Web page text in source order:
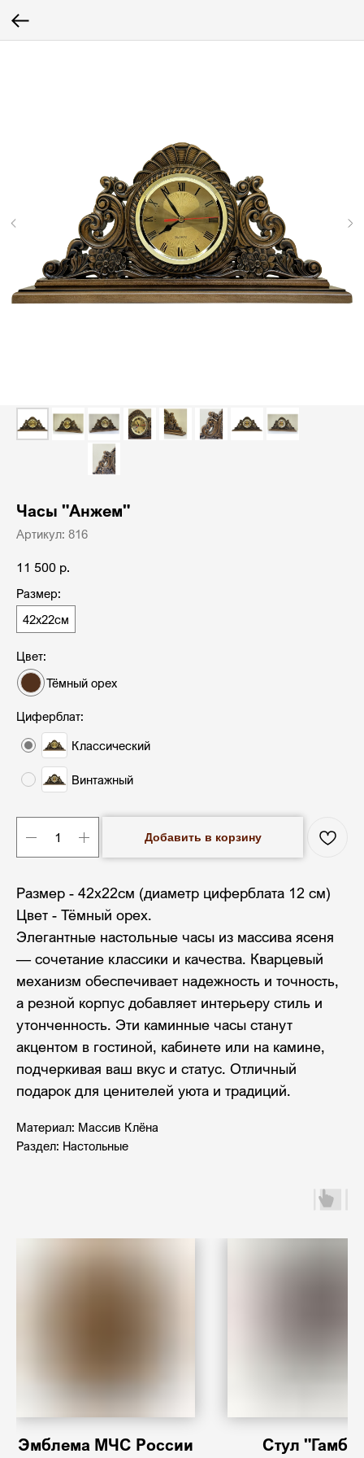
Часы "Анжем"
Артикул: 816
11 500 р.
Размер:
42х22см
Цвет:
Тёмный орех
Циферблат:
Классический
Винтажный
Добавить в корзину
Размер - 42х22см (диаметр циферблата 12 см)
Цвет - Тёмный орех.
Элегантные настольные часы из массива ясеня
— сочетание классики и качества. Кварцевый
механизм обеспечивает надежность и точность,
а резной корпус добавляет интерьеру стиль и
утонченность. Эти каминные часы станут
акцентом в гостиной, кабинете или на камине,
подчеркивая ваш вкус и статус. Отличный
подарок для ценителей уюта и традиций.
Материал: Массив Клёна
Раздел: Настольные
Эмблема МЧС России Стул